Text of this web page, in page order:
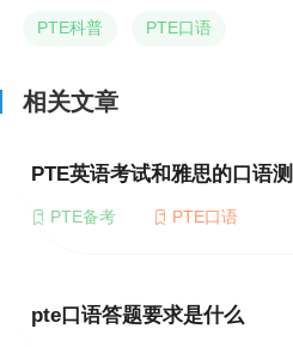
PTE科普 PTE口语
相关文章
PTE备考 PTE口语
pte口语答题要求是什么